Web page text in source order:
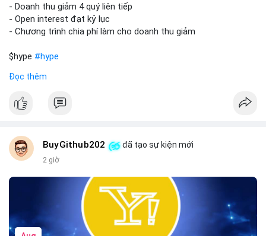
Lời khuyên:
Nhà đầu tư nên theo dõi sát dòng tiền tiếp theo từ địa chỉ này.
Nếu BTC được nạp thêm lên sàn, cần thận trọng với nhịp điều
nắm giữ vị thế hiện tại.
#60btc #dongtiencavoi
- Doanh thu giảm 4 quý liên tiếp
- Open interest đạt kỷ lục
- Chương trình chia phí làm cho doanh thu giảm
$hype #hype
#vlikevn #titanbot
📰 Nguồn: CoinDesk
Đọc thêm
BuyGithub202 đã tạo sự kiện mới
2 giờ